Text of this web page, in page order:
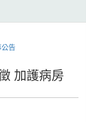
告
加護病房